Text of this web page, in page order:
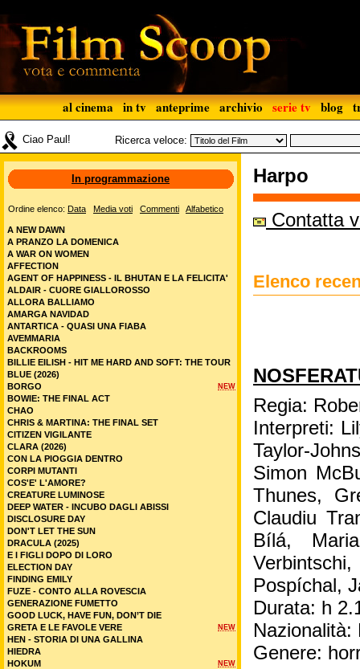
al cinema in tv anteprime archivio serie tv blog
Ciao Paul! Ricerca veloce:
Harpo
Contatta
Elenco
Regia:
Interpreti:
Taylor-
Simon
Thunes,
Claudiu
Bílá,
Pospíchal,
Durata: h
Nazionalità:
Genere:
In programmazione
Ordine elenco: Data Media voti Commenti Alfabetico
A NEW DAWN
A PRANZO LA DOMENICA
A WAR ON WOMEN
AFFECTION
AGENT OF HAPPINESS - IL BHUTAN E LA FELICITA'
ALDAIR - CUORE GIALLOROSSO
ALLORA BALLIAMO
AMARGA NAVIDAD
ANTARTICA - QUASI UNA FIABA
AVEMMARIA
BACKROOMS
BILLIE EILISH - HIT ME HARD AND SOFT: THE TOUR
BLUE (2026)
NEW
BORGO
BOWIE: THE FINAL ACT
CHAO
CHRIS & MARTINA: THE FINAL SET
CITIZEN VIGILANTE
CLARA (2026)
CON LA PIOGGIA DENTRO
CORPI MUTANTI
COS'E' L'AMORE?
CREATURE LUMINOSE
DEEP WATER - INCUBO DAGLI ABISSI
DISCLOSURE DAY
DON'T LET THE SUN
DRACULA (2025)
E I FIGLI DOPO DI LORO
ELECTION DAY
FINDING EMILY
FUZE - CONTO ALLA ROVESCIA
GENERAZIONE FUMETTO
GOOD LUCK, HAVE FUN, DON’T DIE
NEW
GRETA E LE FAVOLE VERE
HEN - STORIA DI UNA GALLINA
HIEDRA
NEW
HOKUM